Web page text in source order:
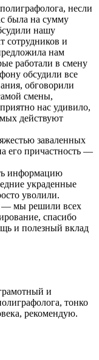
несли
была на сумму
нашу
сотрудников и
нам
работали в смену
обсудили все
обговорили
смены,
нас удивило,
действуют
заваленных
его причастность —
информацию
украденные
уволили.
— мы решили всех
спасибо
и полезный вклад
и
тонко
рекомендую.